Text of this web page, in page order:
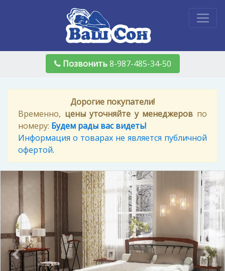
Позвонить8-987-485-34-50
Дорогие покупатели!
Временно, цены уточняйте у менеджеров по
номеру: Будем рады вас видеть!
Информация о товарах не является публичной
офертой.
Previous Next